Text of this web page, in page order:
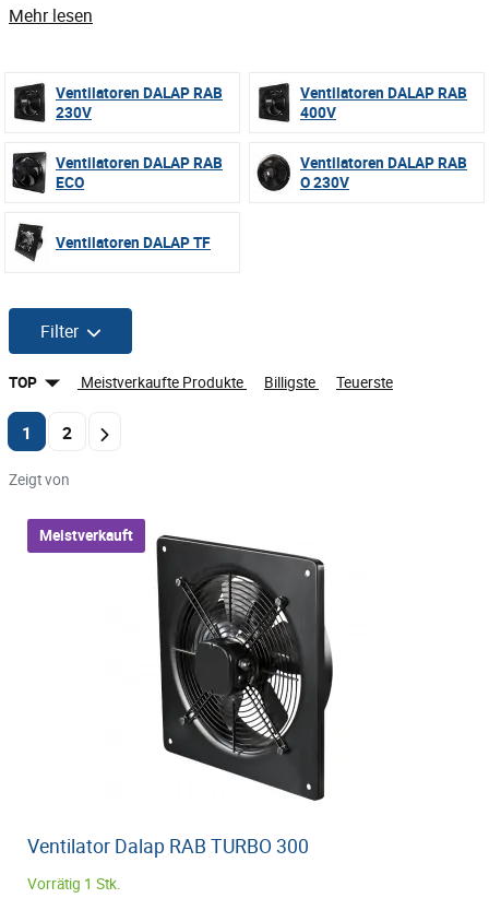
Mehr lesen
Ventilatoren DALAP RAB
230V
Ventilatoren DALAP RAB
400V
Ventilatoren DALAP RAB
ECO
Ventilatoren DALAP RAB
O 230V
Ventilatoren DALAP TF
Filter
TOP Meistverkaufte Produkte Billigste Teuerste
1 2
Zeigt von
Meistverkauft
Ventilator Dalap RAB TURBO 300
Vorrätig 1 Stk.